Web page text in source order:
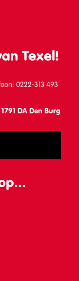
Texel!
0222-313 493
DA Den Burg